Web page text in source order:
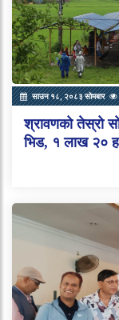
साउन १८, २०८३ सोमबार
श्रावणको तेस्रो
भिड, १ लाख २०